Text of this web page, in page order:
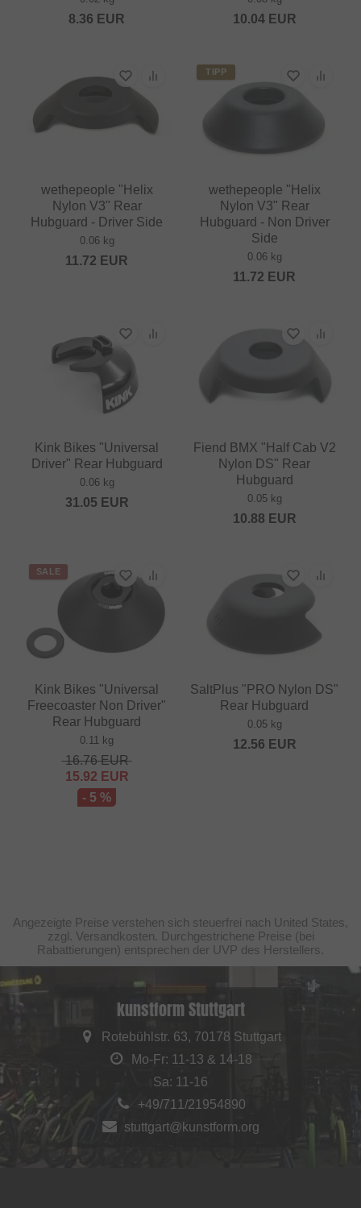
8.36 EUR 10.04EUR
wethepeople "Helix
Nylon V3" Rear
Hubguard - Driver Side
0.06 kg
11.72 EUR
TIPP
wethepeople "Helix
Nylon V3" Rear
Hubguard - Non Driver
Side
0.06 kg
11.72 EUR
Kink Bikes "Universal
Driver" Rear Hubguard
0.06 kg
31.05 EUR
Fiend BMX "Half Cab V2
Nylon DS" Rear
Hubguard
0.05 kg
10.88 EUR
SALE
Kink Bikes "Universal
Freecoaster Non Driver"
Rear Hubguard
0.11 kg
16.76EUR
15.92 EUR
- 5 %
SaltPlus "PRO Nylon DS"
Rear Hubguard
0.05 kg
12.56 EUR
Angezeigte Preise verstehen sich steuerfrei nach United States,
zzgl. Versandkosten. Durchgestrichene Preise (bei
Rabattierungen) entsprechen der UVP des Herstellers.
kunstform Stuttgart
Rotebühlstr. 63, 70178 Stuttgart
Mo-Fr: 11-13 & 14-18
Sa: 11-16
+49/711/21954890
stuttgart@kunstform.org